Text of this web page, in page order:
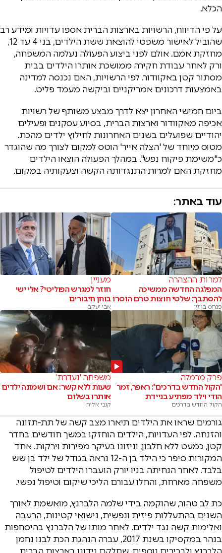
הכלא.
על פי הדיווח, הרשויות בארצות הברית אספו עדויות ומידע רב
שהוביל לאישור משפטי להוצאת ששת הילדים, בני 4 עד 12,
מחזקת אמם. אולם לפני ביצוע הפעולה נעלמה המשפחה,
ורק לאחר עבודת חקירה ממושכת אותרו הילדים בבית
מסתור קטן באקוודור. לפי הרשויות, האם נכנסה למדינה
באמצעות דרכונים אמריקניים וביקשה מעמד פליט.
ביום חמישי האחרון יצא לדרך מבצע משותף של רשויות
אכיפה מאקוודור וארצות הברית, בסיוע עסקנים ופעילים
יהודיים שפועלים בשנים האחרונות לחילוץ ילדים מהכת.
מטוס מיוחד של 'הצלה אייר' הוטס למקום לצורך מה שהוגדר
כ"משימת פיקוח נפש". במהלך הפעולה הוצאו הילדים
מחזקת האם למרות התנגדותה הקשה וצעקותיה במקום.
עוד באתר:
למרות ההצהרה
המפלגה החדשה ממשיכה
להסתבך: שלטי חוצות טרם הוסרו
פנחס בן זיו
מעניין
חוזר למגרש הפוליטי? אלי ישי
בוחן חיבורים
אבי יעקב
פרק מרמלה
'הקול החדש בדרכים': ראפר, זמר
הודי וילד מפתיע בניידת
הקול החדש בדרכים
משפחה 'נעדרת'
שעות ללא קשר: אם ושמונה ילדים
אותרו בשלום
קובי אליה
גורמים שראו את הילדים תיארו מצב קשה של תת-תזונה
והזנחה. לפי העדויות, הילדים הוחזקו במשך חודשים בחדר
קטן, כמעט ללא חלבון, וניזונו בעיקר מפירות וירקות. אחד
המקורות סיפר כי הילד בן ה-12 נראה בגודל של ילד בן שש
בלבד. לאחר הנחיתה בניו יורק הועברו הילדים לטיפול
משפחה מארחת, והחלו עבורם הליכי שיקום וטיפול נפשי.
כת לב טהור, שהוקמה בידי שלמה הלברנץ, מואשמת לאורך
השנים בהתעללות פיזית ונפשית, נישואי קטינות, הרעבה
ואלימות קשה נגד ילדים. לאחר מותו של הלברנץ בהיסחפות
בנהר במקסיקו בשנת 2017, עברה הנהגת הכת לבנו נחמן
הלברנץ ולבכירים נוספים, שחלקם נידונו בארצות הברית